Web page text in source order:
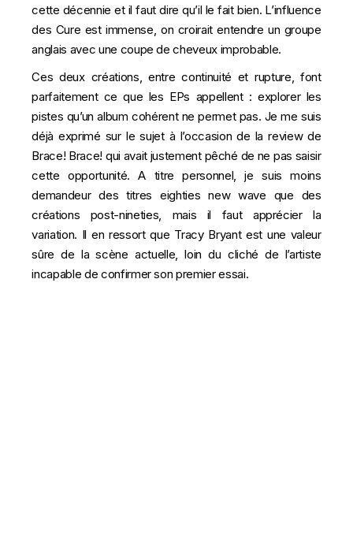
cette décennie et il faut dire qu’il le fait bien. L’influence
des Cure est immense, on croirait entendre un groupe
anglais avec une coupe de cheveux improbable.
Ces deux créations, entre continuité et rupture, font
parfaitement ce que les EPs appellent : explorer les
pistes qu’un album cohérent ne permet pas. Je me suis
déjà exprimé sur le sujet à l’occasion de la review de
Brace! Brace! qui avait justement pêché de ne pas saisir
cette opportunité. A titre personnel, je suis moins
demandeur des titres eighties new wave que des
créations post-nineties, mais il faut apprécier la
variation. Il en ressort que Tracy Bryant est une valeur
sûre de la scène actuelle, loin du cliché de l’artiste
incapable de confirmer son premier essai.